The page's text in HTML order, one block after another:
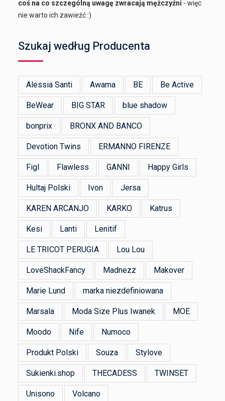
coś na co szczególną uwagę zwracają mężczyźni - więc
nie warto ich zawieźć :)
Szukaj według Producenta
Alessia Santi Awama BE Be Active
BeWear BIG STAR blue shadow
bonprix BRONX AND BANCO
Devotion Twins ERMANNO FIRENZE
Figl Flawless GANNI Happy Girls
Hultaj Polski Ivon Jersa
KAREN ARCANJO KARKO Katrus
Kesi Lanti Lenitif
LE TRICOT PERUGIA Lou Lou
LoveShackFancy Madnezz Makover
Marie Lund marka niezdefiniowana
Marsala Moda Size Plus Iwanek MOE
Moodo Nife Numoco
Produkt Polski Souza Stylove
Sukienki.shop THECADESS TWINSET
Unisono Volcano